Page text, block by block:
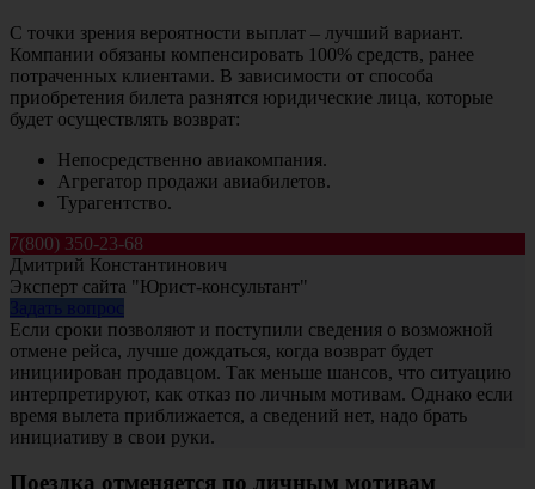
С точки зрения вероятности выплат – лучший вариант.
Компании обязаны компенсировать 100% средств, ранее
потраченных клиентами. В зависимости от способа
приобретения билета разнятся юридические лица, которые
будет осуществлять возврат:
Непосредственно авиакомпания.
Агрегатор продажи авиабилетов.
Турагентство.
7(800) 350-23-68
Дмитрий Константинович
Эксперт сайта "Юрист-консультант"
Если сроки позволяют и поступили сведения о возможной
отмене рейса, лучше дождаться, когда возврат будет
инициирован продавцом. Так меньше шансов, что ситуацию
интерпретируют, как отказ по личным мотивам. Однако если
время вылета приближается, а сведений нет, надо брать
инициативу в свои руки.
Поездка отменяется по личным мотивам